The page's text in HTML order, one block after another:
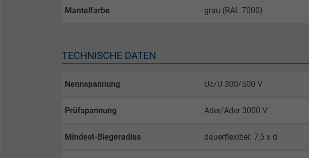
Mantelfarbe grau (RAL 7000)
TECHNISCHE DATEN
Nennspannung Uo/U 300/500 V
Prüfspannung Ader/Ader 3000 V
Mindest-Biegeradius dauerflexibel: 7,5 x d